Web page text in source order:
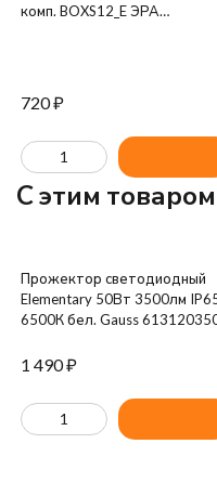
комп. BOXS12_E ЭРА
720₽
C этим
Прожектор светодиодный
Elementary 50Вт 3500лм
6500К бел. Gauss
1 490₽